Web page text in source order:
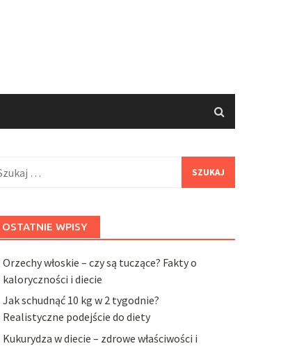
OSTATNIE WPISY
Orzechy włoskie – czy są tuczące? Fakty o
kaloryczności i diecie
Jak schudnąć 10 kg w 2 tygodnie?
Realistyczne podejście do diety
Kukurydza w diecie – zdrowe właściwości i